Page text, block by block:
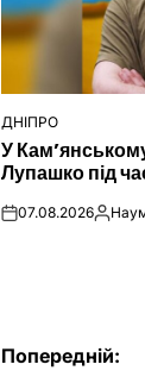
ОПУБЛІКУВАТИ
У
ДНІПРО
У
Лупашко під
on07.08.2026
Попередній: